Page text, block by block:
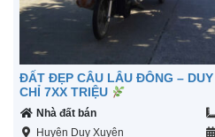
ĐẤT ĐẸP CÂU LÂU ĐÔNG –
CHỈ 7XX TRIỆU
Nhà đất bán
Huyện Duy Xuyên